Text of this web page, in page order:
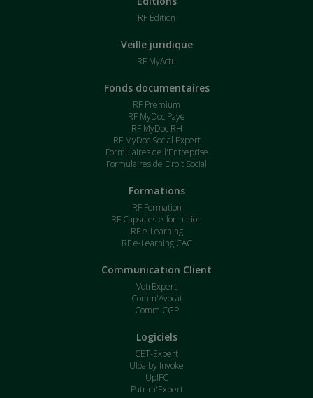
RF Édition
Veille juridique
RF MyActu
Fonds documentaires
RF Premium
RF MyDoc Paye
RF MyDoc RH
RF MyDoc Social Expert
Formulaires de l'Entreprise
Formulaires de Droit Social
Formations
RF Formation
RF Capsules e-formation
RF e-Learning
RF e-Learning CAC
Communication Client
VotrExpert
Comm'Avocat
Comm'CGP
Logiciels
CET-Expert
Uloa by Invoke
UpIFC
Patrim'Expert